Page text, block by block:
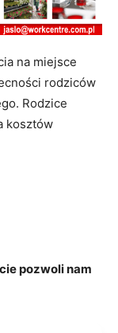
na miejsce
rodziców
Rodzice
kosztów
pozwoli nam